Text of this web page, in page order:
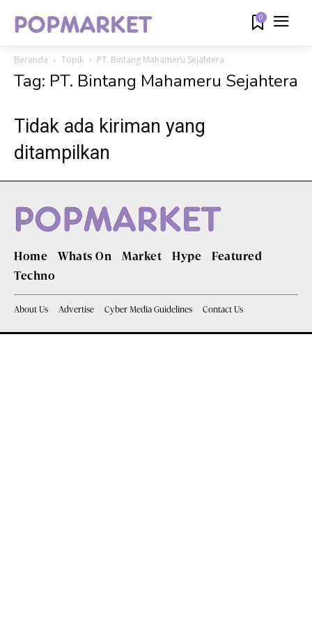
0
Beranda Topik PT. Bintang Mahameru Sejahtera
Tag: PT. Bintang Mahameru Sejahtera
Tidak ada kiriman yang
ditampilkan
Home Whats On Market Hype
Featured
Techno
About Us Advertise Cyber Media Guidelines Contact Us